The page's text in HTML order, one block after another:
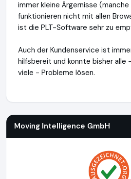
immer kleine Ärgernisse (manche
funktionieren nicht mit allen
ist die PLT-Software sehr zu
Auch der Kundenservice ist
hilfsbereit und konnte bisher alle
viele - Probleme lösen.
Moving Intelligence GmbH